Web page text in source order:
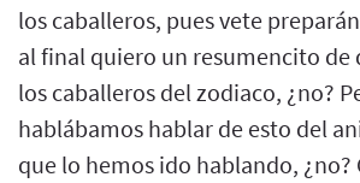
los caballeros, pues vete
al final quiero un resumencito de
los caballeros del zodiaco, ¿no?
hablábamos hablar de esto del
que lo hemos ido hablando, ¿no?